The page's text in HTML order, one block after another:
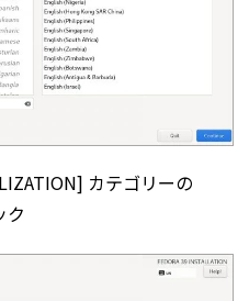
カテゴリーの
ク